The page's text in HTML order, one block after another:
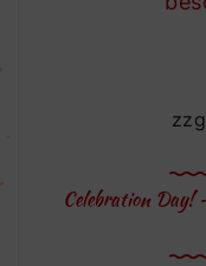
Celebration Day!